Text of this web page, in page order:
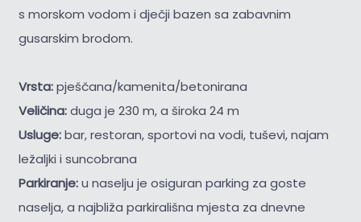
s morskom vodom i dječji bazen sa zabavnim
gusarskim brodom.
Vrsta:pješčana/kamenita/betonirana
Veličina:duga je 230 m, a široka 24 m
Usluge:bar, restoran, sportovi na vodi, tuševi, najam
ležaljki i suncobrana
Parkiranje:u naselju je osiguran parking za goste
naselja, a najbliža parkirališna mjesta za dnevne